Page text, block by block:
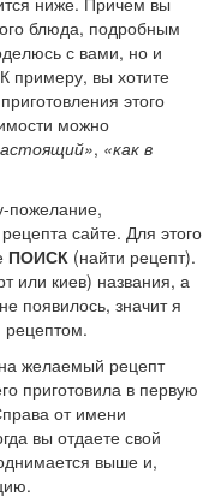
блюда, подробным
с вами, но и
примеру, вы хотите
этого
можно
, «как в
пожелание,
сайте. Для этого
ПОИСК (найти рецепт).
или киев) названия, а
появилось, значит я
желаемый рецепт
приготовила в первую
от имени
вы отдаете свой
выше и,